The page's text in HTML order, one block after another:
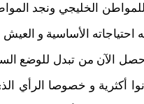
الخليجي ونجد
احتياجاته الأساسية و العيش
الآن من تبدل للوضع
أكثرية و خصوصا الرأي